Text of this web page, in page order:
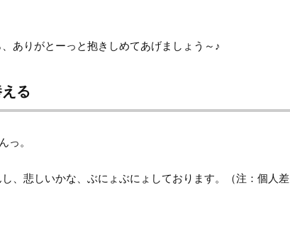
ありがとーっと抱きしめてあげましょう～♪
る
。
、悲しいかな、ぶにょぶにょしております。（注：個人差